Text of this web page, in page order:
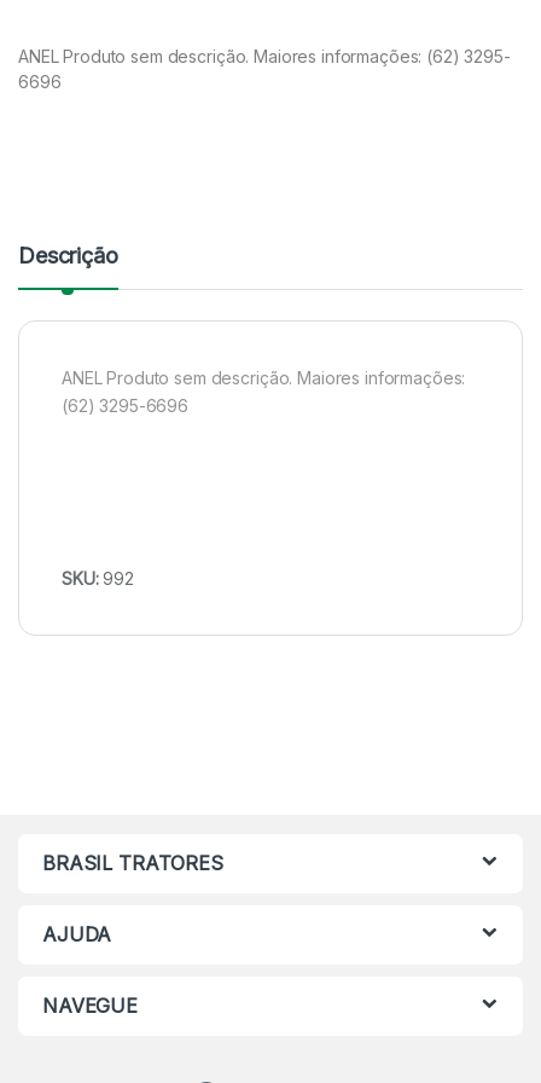
ANEL Produto sem descrição. Maiores informações: (62) 3295-
6696
Descrição
ANEL Produto sem descrição. Maiores informações:
(62) 3295-6696
SKU:992
BRASIL TRATORES
AJUDA
NAVEGUE